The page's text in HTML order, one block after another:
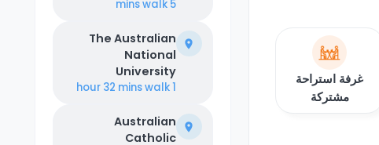
غرفة استراحة
مشتركة
5 mins
walk
The Australian
National
University
1 hour 32 mins
walk
Australian
Catholic